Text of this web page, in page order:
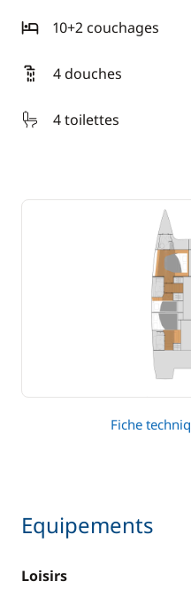
10+2 couchages
4 douches
4 toilettes
Fiche
Equipements
Loisirs